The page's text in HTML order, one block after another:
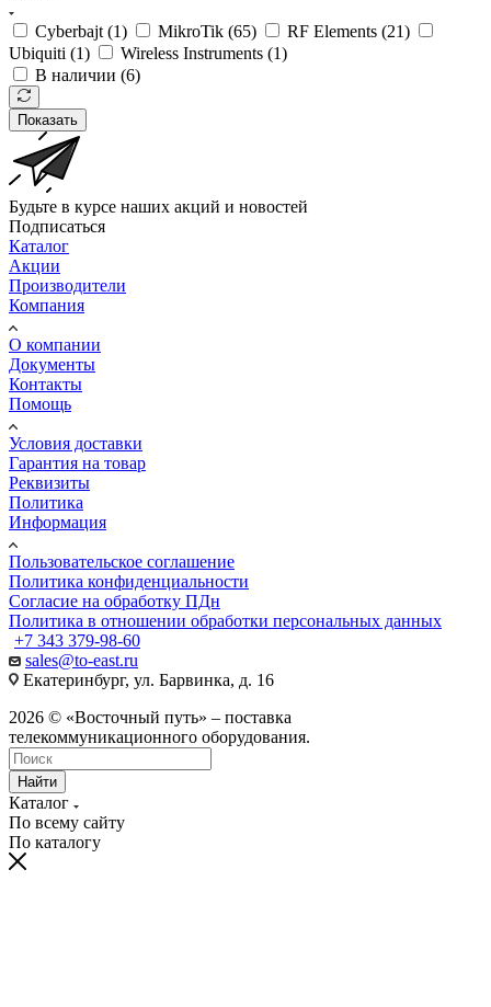
Cyberbajt (1) MikroTik (65) RF Elements (21)
Ubiquiti (1) Wireless Instruments (1)
В наличии (6)
Показать
Будьте в курсе наших акций и новостей
Подписаться
Каталог
Акции
Производители
Компания
О компании
Документы
Контакты
Помощь
Условия доставки
Гарантия на товар
Реквизиты
Политика
Информация
Пользовательское соглашение
Политика конфиденциальности
Согласие на обработку ПДн
Политика в отношении обработки персональных данных
+7 343 379-98-60
sales@to-east.ru
Екатеринбург, ул. Барвинка, д. 16
2026 © «Восточный путь» – поставка
телекоммуникационного оборудования.
Найти
Каталог
По всему сайту
По каталогу